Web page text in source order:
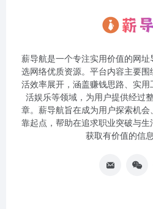
薪导航是一个专注实用价值的网
选网络优质资源。平台内容主要
活效率展开，涵盖赚钱思路、实
活娱乐等领域，为用户提供经过
章。薪导航旨在成为用户探索机
靠起点，帮助在追求职业突破与
获取有价值的信